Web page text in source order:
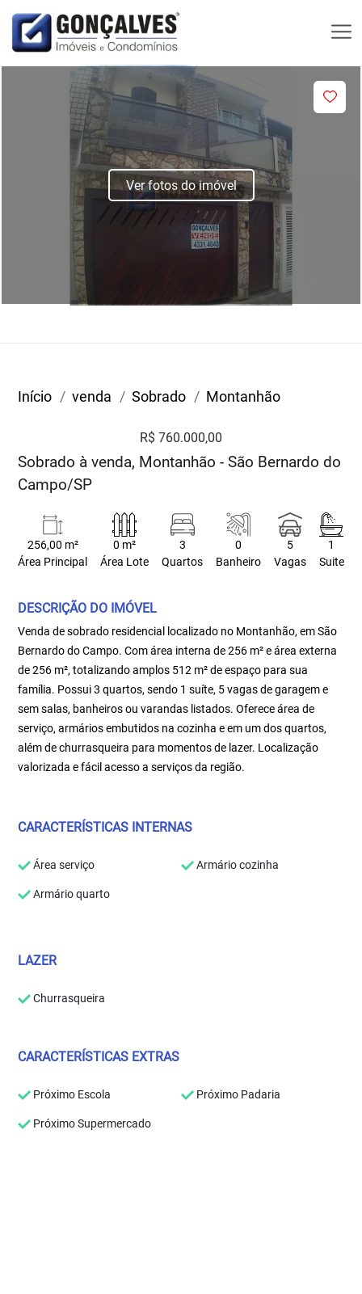
Ver fotos do imóvel
Início venda Sobrado Montanhão
R$ 760.000,00
Sobrado à venda, Montanhão - São Bernardo do
Campo/SP
256,00 m²
Área Principal
0 m²
Área Lote
3
Quartos
0
Banheiro
5
Vagas
1
Suite
DESCRIÇÃO DO IMÓVEL
Venda de sobrado residencial localizado no Montanhão, em São
Bernardo do Campo. Com área interna de 256 m² e área externa
de 256 m², totalizando amplos 512 m² de espaço para sua
família. Possui 3 quartos, sendo 1 suíte, 5 vagas de garagem e
sem salas, banheiros ou varandas listados. Oferece área de
serviço, armários embutidos na cozinha e em um dos quartos,
além de churrasqueira para momentos de lazer. Localização
valorizada e fácil acesso a serviços da região.
CARACTERÍSTICAS INTERNAS
Área serviço Armário cozinha
Armário quarto
LAZER
Churrasqueira
CARACTERÍSTICAS EXTRAS
Próximo Escola Próximo Padaria
Próximo Supermercado